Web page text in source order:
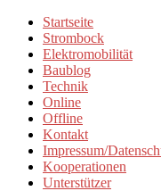
Startseite
Strombock
Elektromobilität
Baublog
Technik
Online
Offline
Kontakt
Impressum/
Kooperationen
Unterstützer